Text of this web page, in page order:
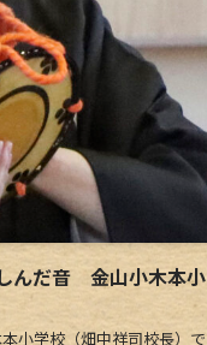
んだ音 金山小木本小
小学校（畑中祥司校長）で